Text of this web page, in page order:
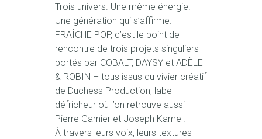
Trois univers. Une même énergie.
Une génération qui s’affirme.
FRAÎCHE POP, c’est le point de
rencontre de trois projets singuliers
portés par COBALT, DAYSY et ADÈLE
& ROBIN – tous issus du vivier créatif
de Duchess Production, label
défricheur où l’on retrouve aussi
Pierre Garnier et Joseph Kamel.
À travers leurs voix, leurs textures